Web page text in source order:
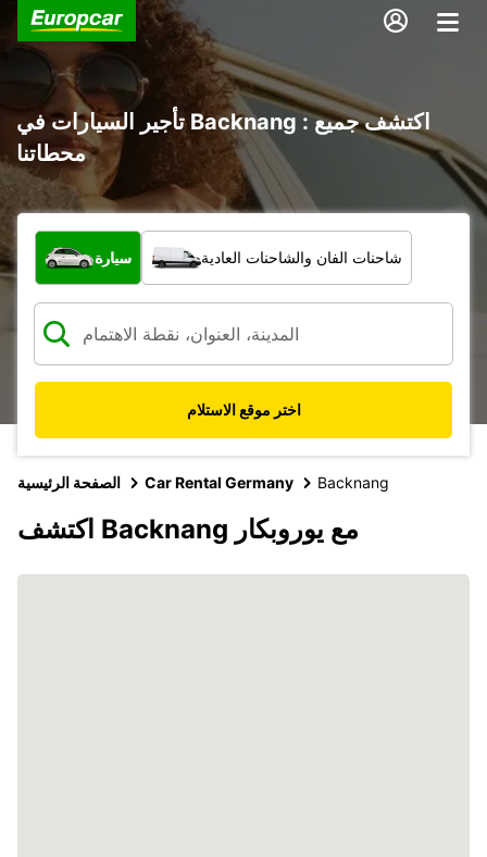
تأجير السيارات في Backnang : اكتشف جميع
محطاتنا
ما نوع المركبة؟
سيارة شاحنات الفان والشاحنات العادية
اختر موقع الاستلام
الصفحة الرئيسية Car Rental Germany Backnang
اكتشف Backnang مع يوروبكار